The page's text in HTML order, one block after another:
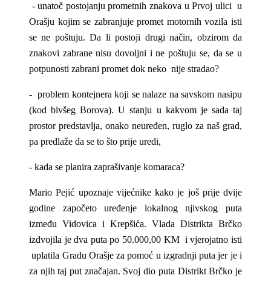
- unatoč postojanju prometnih znakova u Prvoj ulici u
Orašju kojim se zabranjuje promet motornih vozila isti
se ne poštuju. Da li postoji drugi način, obzirom da
znakovi zabrane nisu dovoljni i ne poštuju se, da se u
potpunosti zabrani promet dok neko nije stradao?
- problem kontejnera koji se nalaze na savskom nasipu
(kod bivšeg Borova). U stanju u kakvom je sada taj
prostor predstavlja, onako neuređen, ruglo za naš grad,
pa predlaže da se to što prije uredi,
- kada se planira zaprašivanje komaraca?
Mario Pejić upoznaje vijećnike kako je još prije dvije
godine započeto uređenje lokalnog njivskog puta
između Vidovica i Krepšića. Vlada Distrikta Brčko
izdvojila je dva puta po 50.000,00 KM i vjerojatno isti
uplatila Gradu Orašje za pomoć u izgradnji puta jer je i
za njih taj put značajan. Svoj dio puta Distrikt Brčko je